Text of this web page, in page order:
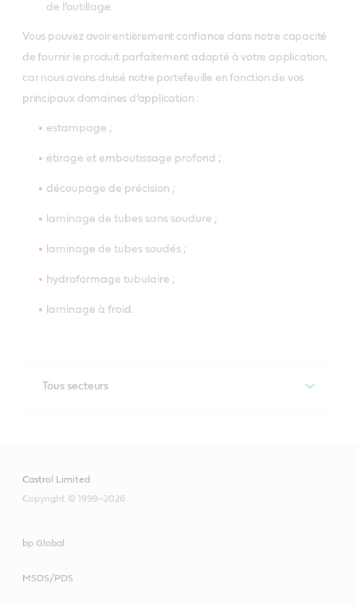
de l’outillage.
Vous pouvez avoir entièrement confiance dans notre capacité
de fournir le produit parfaitement adapté à votre application,
car nous avons divisé notre portefeuille en fonction de vos
principaux domaines d’application :
estampage ;
étirage et emboutissage profond ;
découpage de précision ;
laminage de tubes sans soudure ;
laminage de tubes soudés ;
hydroformage tubulaire ;
laminage à froid.
Tous secteurs
diverses opérations de formage des métaux, comme
l’étirage, l’estampage et l’hydroformage, ainsi que pour
Castrol Limited
Copyright © 1999–2026
bp Global
MSDS/PDS